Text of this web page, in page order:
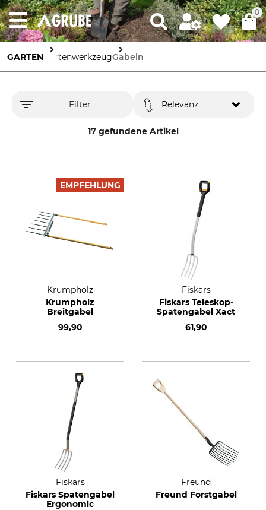
0
GARTEN GartenwerkzeugGabeln
Filter
17 gefundene Artikel
Relevanz
EMPFEHLUNG
Krumpholz
Krumpholz
Breitgabel
99,90
Fiskars
Fiskars Teleskop-
Spatengabel Xact
61,90
Fiskars
Fiskars Spatengabel
Ergonomic
Freund
Freund Forstgabel